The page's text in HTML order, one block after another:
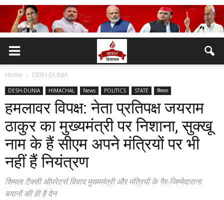
Home DESH-DUNIA
DESH-DUNIA HIMACHAL News POLITICS STATE शिमला
हमलावर विपक्ष: नेता प्रतिपक्ष जयराम
ठाकुर का मुख्यमंत्री पर निशाना, सुक्खू
नाम के हैं सीएम अपने मंत्रियों पर भी
नहीं हैं नियंत्रण
शिमला टैक्सी ऑपरेटर्स विवाद मुख्यमंत्री और मंत्रियों के गैर-जिम्मेदाराना
बयानों की ही है देन